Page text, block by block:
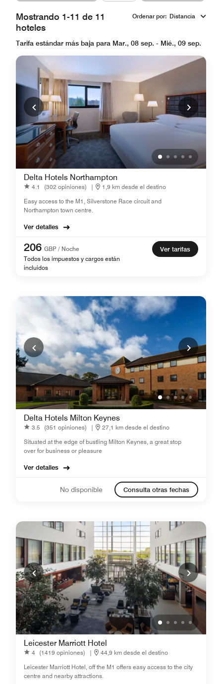
Mostrando 1-11 de 11
hoteles
Ordenar por: Distancia
Tarifa estándar más baja para Mar., 08 sep. - Mié., 09 sep.
Delta Hotels Northampton
4.1 (302 opiniones) |
1,9 km desde el destino
Easy access to the M1, Silverstone Race circuit and
Northampton town centre.
Ver detalles
206 GBP / Noche
Todos los impuestos y cargos están
incluidos
Ver tarifas
Delta Hotels Milton Keynes
3.5 (351 opiniones) |
27,1 km desde el destino
Situated at the edge of bustling Milton Keynes, a great stop
over for business or pleasure
Ver detalles
No disponible Consulta otras fechas
Leicester Marriott Hotel
4 (1419 opiniones) |
44,9 km desde el destino
Leicester Marriott Hotel, off the M1 offers easy access to the city
centre and nearby attractions.